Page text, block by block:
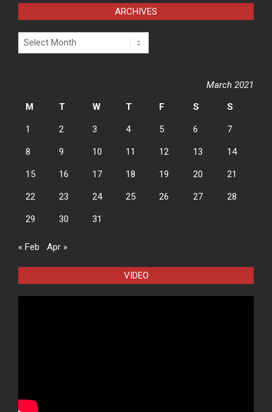
ARCHIVES
Archives
March 2021
M
T W T F S S
1 2 3 4 5 6 7
8 9 10 11 12 13 14
15 16 17 18 19 20 21
22 23 24 25 26 27 28
29 30 31
« Feb Apr »
VIDEO